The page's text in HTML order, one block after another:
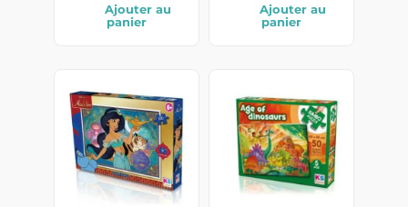
Ajouter au
panier
Ajouter au
panier